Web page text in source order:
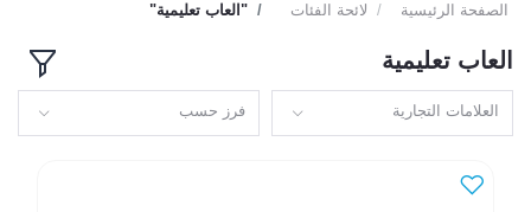
الصفحة الرئيسية لائحة الفئات "العاب تعليمية"
العاب تعليمية
العلامات التجارية فرز حسب